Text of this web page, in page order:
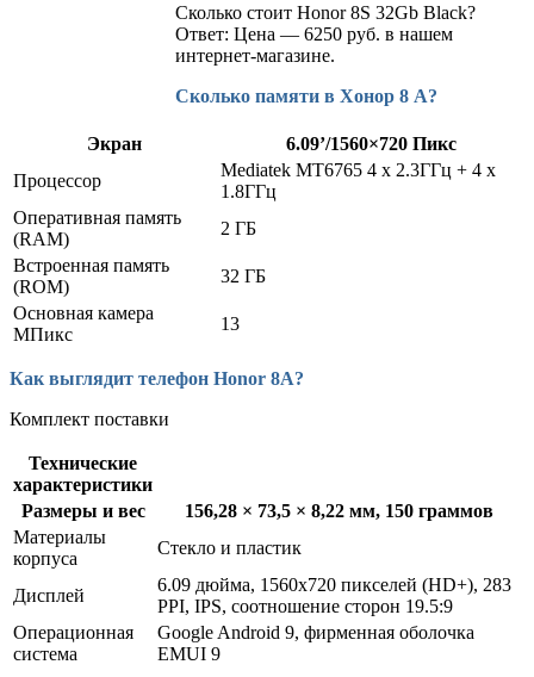
Сколько стоит Honor 8S 32Gb Black?
Ответ: Цена — 6250 руб. в нашем
интернет-магазине.
Сколько памяти в Хонор 8 А?
Экран
6.09’/1560×720 Пикс
Процессор
Mediatek MT6765 4 x 2.3ГГц + 4 x
1.8ГГц
Оперативная память
(RAM)
2 ГБ
Встроенная память
(ROM)
32 ГБ
Основная камера
МПикс
13
Как выглядит телефон Honor 8A?
Комплект поставки
Технические
характеристики
Размеры и вес
156,28 × 73,5 × 8,22 мм, 150 граммов
Материалы
корпуса
Стекло и пластик
Дисплей
6.09 дюйма, 1560х720 пикселей (HD+), 283
PPI, IPS, соотношение сторон 19.5:9
Операционная
система
Google Android 9, фирменная оболочка
EMUI 9